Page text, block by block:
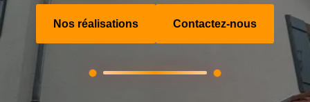
Nos réalisations Contactez-nous